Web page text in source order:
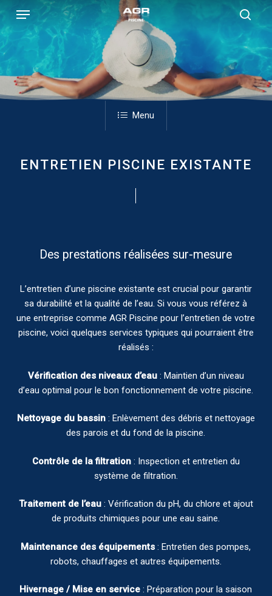
to
main
content
Menu
Menu
ENTRETIEN PISCINE EXISTANTE
Des prestations réalisées sur-mesure
L’entretien d’une piscine existante est crucial pour garantir
sa durabilité et la qualité de l’eau. Si vous vous référez à
une entreprise comme AGR Piscine pour l’entretien de votre
piscine, voici quelques services typiques qui pourraient être
réalisés :
Vérification des niveaux d’eau: Maintien d’un niveau
d’eau optimal pour le bon fonctionnement de votre piscine.
Nettoyage du bassin: Enlèvement des débris et nettoyage
des parois et du fond de la piscine.
Contrôle de la filtration: Inspection et entretien du
système de filtration.
Traitement de l’eau: Vérification du pH, du chlore et ajout
de produits chimiques pour une eau saine.
Maintenance des équipements : Entretien des pompes,
robots, chauffages et autres équipements.
Hivernage / Mise en service : Préparation pour la saison